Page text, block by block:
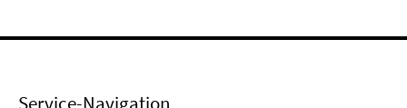
Service-Navigation